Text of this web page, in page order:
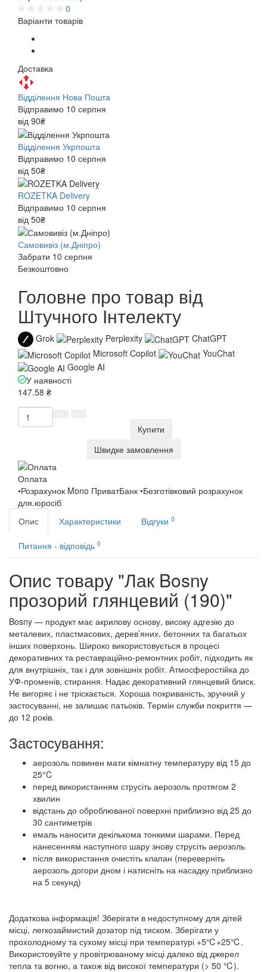
0
Варіанти товарів
Доставка
Відділення Нова Пошта
Відправимо 10 серпня
від 90₴
Відділення Укрпошта
Відправимо 10 серпня
від 50₴
ROZETKA Delivery
Відправимо 10 серпня
від 50₴
Самовивіз (м.Дніпро)
Забрати 10 серпня
Безкоштовно
Головне про товар від
Штучного Інтелекту
Grok Perplexity
ChatGPT
Microsoft Copilot
YouChat
Google AI
У наявності
147.58 ₴
Купити
Швидке замовлення
Оплата
•Розрахунок Mono ПриватБанк •Безготівковий розрахунок
для.юросіб
Опис
Характеристики Відгуки 0
Питання - відповідь 0
Опис товару "Лак Bosny
прозорий глянцевий (190)"
Bosny — продукт має акрилову основу, високу адгезію до
металевих, пластмасових, дерев’яних, бетонних та багатьох
інших поверхонь. Широко використовується в процесі
декоративних та реставраційно-ремонтних робіт, підходить як
для внутрішніх, так і для зовнішніх робіт. Атмосферостійка до
УФ-променів, стирання. Надає декоративний глянцевий блиск.
Не вигоряє і не тріскається. Хороша покриваність, зручний у
застосуванні, не залишає патьоків. Термін служби покриття —
до 12 років.
Застосування:
аерозоль повинен мати кімнатну температуру від 15 до
25°C
перед використанням струсіть аерозоль протягом 2
хвилин
відстань до оброблюваної поверхні приблизно від 25 до
30 сантиметрів
емаль наносити декількома тонкими шарами. Перед
нанесенням наступного шару знову струсіть аерозоль
після використання очистіть клапан (переверніть
аерозоль догори дном і натисніть на насадку приблизно
на 5 секунд)
Додаткова інформація! Зберігати в недоступному для дітей
місці, легкозаймистий дозатор під тиском. Зберігати у
прохолодному та сухому місці при температурі +5℃+25℃.
Використовуйте у провітрюваному місці далеко від джерел
тепла та вогню, а також від високої температури (> 50 ℃).